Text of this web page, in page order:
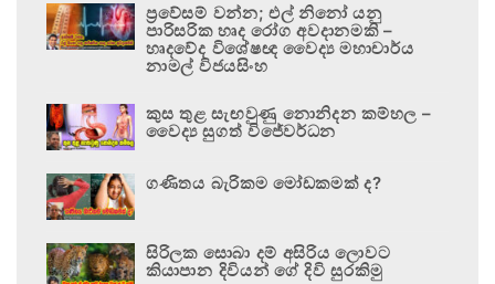
ප්‍රවේසම් වන්න; එල් නිනෝ යනු
පාරිසරික හෘද රෝග අවදානමකි –
හෘදවේද විශේෂඥ වෛද්‍ය මහාචාර්ය
නාමල් විජයසිංහ
කුස තුළ සැඟවුණු නොනිදන කම්හල –
වෛද්‍ය සුගත් විජේවර්ධන
ගණිතය බැරිකම මෝඩකමක් ද?
සිරිලක සොබා දම් අසිරිය ලොවට
කියාපාන දිවියන් ගේ දිවි සුරකිමු